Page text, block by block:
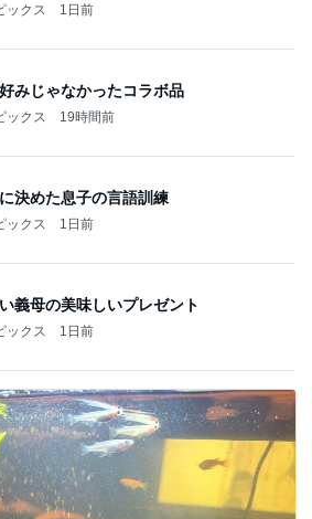
ックス 1日前
みじゃなかったコラボ品
ックス 19時間前
決めた息子の言語訓練
ックス 1日前
義母の美味しいプレゼント
ックス 1日前